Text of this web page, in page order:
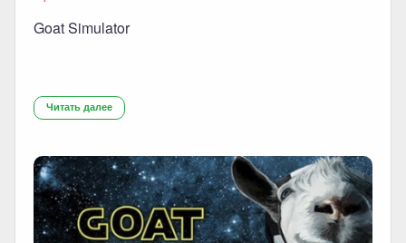
Goat Simulator
Читать далее